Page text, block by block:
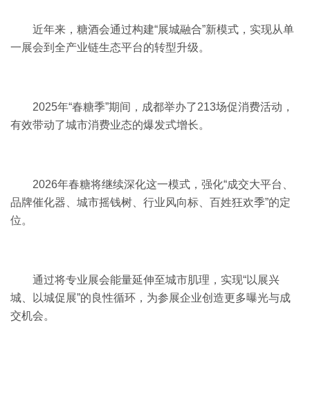
近年来，糖酒会通过构建“展城融合”新模式，实现从单
一展会到全产业链生态平台的转型升级。
2025年“春糖季”期间，成都举办了213场促消费活动，
有效带动了城市消费业态的爆发式增长。
2026年春糖将继续深化这一模式，强化“成交大平台、
品牌催化器、城市摇钱树、行业风向标、百姓狂欢季”的定
位。
通过将专业展会能量延伸至城市肌理，实现“以展兴
城、以城促展”的良性循环，为参展企业创造更多曝光与成
交机会。